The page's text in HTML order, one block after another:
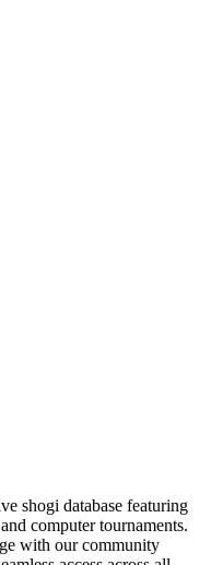
shogi database featuring
computer tournaments.
with our community